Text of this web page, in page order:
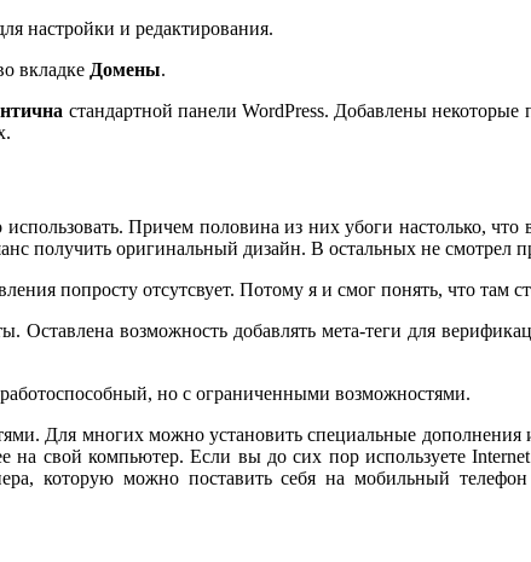
настройки и редактирования.
вкладке Домены.
стандартной панели WordPress. Добавлены
Причем половина из них убоги настолько,
получить оригинальный дизайн. В остальных не смотрел
попросту отсутсвует. Потому я и смог понять, что там
Оставлена возможность добавлять мета-теги для
но с ограниченными возможностями.
Для многих можно установить специальные
на свой компьютер. Если вы до сих пор используете
которую можно поставить себя на мобильный